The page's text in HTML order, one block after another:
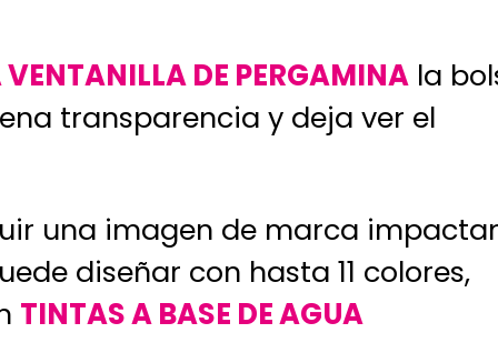
VENTANILLA DE PERGAMINA la
transparencia y deja ver el
una imagen de marca
diseñar con hasta 11 colores,
TINTAS A BASE DE AGUA